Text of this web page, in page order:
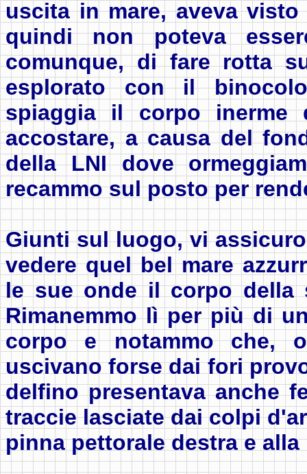
uscita in mare, aveva
quindi non poteva
comunque, di fare rotta
esplorato con il
spiaggia il corpo inerme
accostare, a causa del
della LNI dove
recammo sul posto per
Giunti sul luogo, vi
vedere quel bel mare
le sue onde il corpo della
Rimanemmo lì per più di
corpo e notammo che,
uscivano forse dai fori
delfino presentava anche
traccie lasciate dai colpi
pinna pettorale destra e